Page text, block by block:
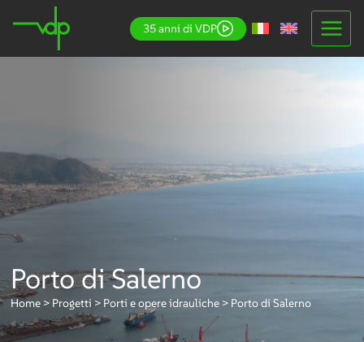
contenuto
35 anni di VDP
Porto di Salerno
Home > Progetti > Porti e opere idrauliche > Porto di Salerno